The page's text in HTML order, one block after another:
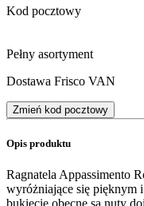
Kod pocztowy
Pełny asortyment
Dostawa Frisco VAN
Zmień kod pocztowy
Opis produktu
Ragnatela Appassimento
wyróżniające się pięknym